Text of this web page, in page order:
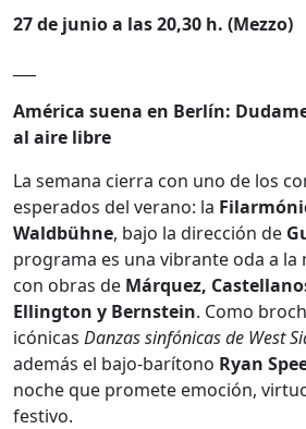
27 de junio a las 20,30 h. (Mezzo)
América suena en Berlín:
al aire libre
La semana cierra con uno de los
esperados del verano: la
Waldbühne, bajo la dirección de
programa es una vibrante oda a la
con obras de Márquez,
Ellington y Bernstein. Como
icónicas Danzas sinfónicas de West
además el bajo-barítono Ryan
noche que promete emoción,
festivo.